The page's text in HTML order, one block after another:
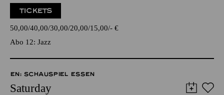
TICKETS
50,00 40,00 30,00 20,00 15,00 - €
Abo 12: Jazz
EN: SCHAUSPIEL ESSEN
Saturday